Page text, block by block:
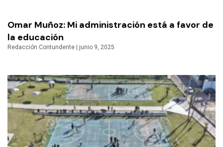
Omar Muñoz: Mi administración está a favor de
la educación
Redacción Contundente junio 9, 2025